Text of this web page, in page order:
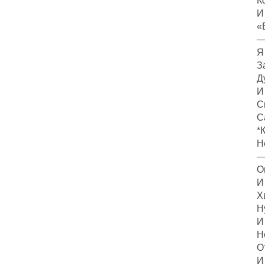
И
—
Я
И
—
И
И
И